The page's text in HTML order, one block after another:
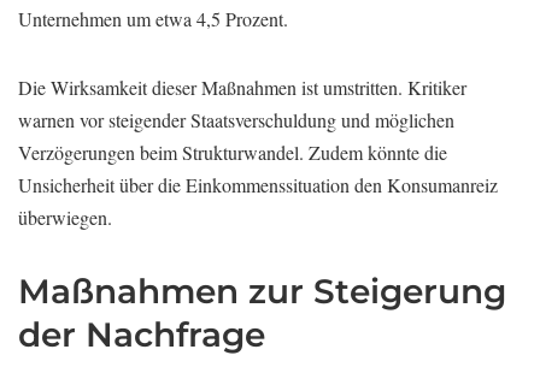
Unternehmen um etwa 4,5 Prozent.
Die Wirksamkeit dieser Maßnahmen ist umstritten. Kritiker
warnen vor steigender Staatsverschuldung und möglichen
Verzögerungen beim Strukturwandel. Zudem könnte die
Unsicherheit über die Einkommenssituation den Konsumanreiz
überwiegen.
Maßnahmen zur Steigerung
der Nachfrage